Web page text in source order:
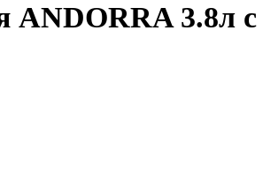
ANDORRA 3.8л